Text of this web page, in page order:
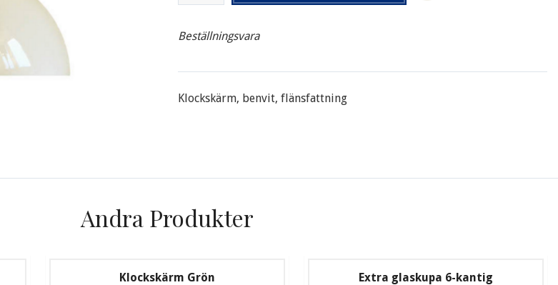
Beställningsvara
Klockskärm, benvit, flänsfattning
Andra Produkter
Klockskärm Grön Extra glaskupa 6-kantig